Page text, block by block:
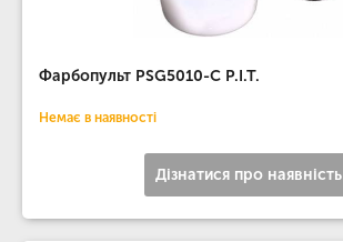
Фарбопульт PSG5010-С P.I.T.
Немає в наявності
Дізнатися про наявність